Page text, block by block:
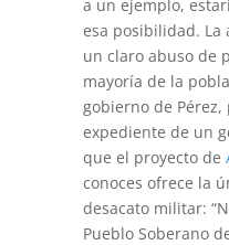
a un ejemplo,
esa posibilidad. La
un claro abuso de
mayoría de la
gobierno de
expediente de un
que el proyecto de
conoces ofrece la
desacato militar:
Pueblo Soberano